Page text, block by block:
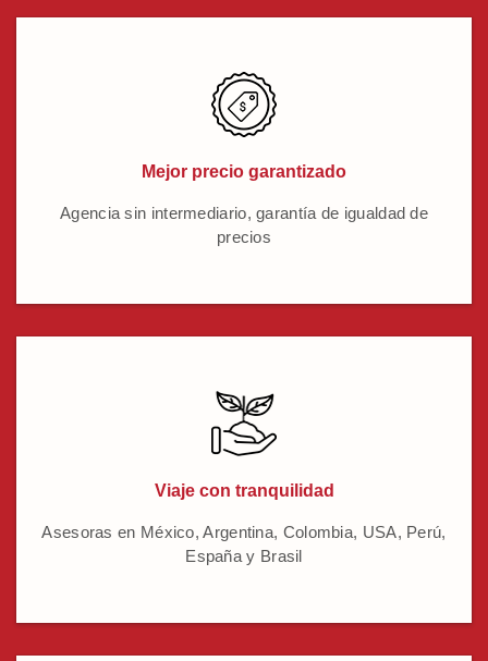
Mejor precio garantizado
Agencia sin intermediario, garantía de igualdad de
precios
Viaje con tranquilidad
Asesoras en México, Argentina, Colombia, USA, Perú,
España y Brasil